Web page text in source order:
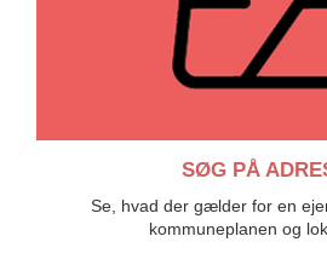
SØG PÅ
Se, hvad der gælder for en
kommuneplanen og